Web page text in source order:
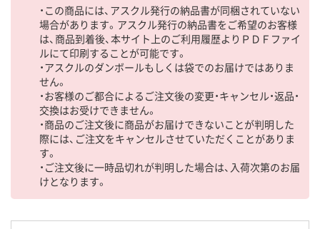
・この商品には、アスクル発行の納品書が同梱されていない
場合があります。アスクル発行の納品書をご希望のお客様
は、商品到着後、本サイト上のご利用履歴よりＰＤＦファイ
ルにて印刷することが可能です。
・アスクルのダンボールもしくは袋でのお届けではありま
せん。
・お客様のご都合によるご注文後の変更・キャンセル・返品・
交換はお受けできません。
・商品のご注文後に商品がお届けできないことが判明した
際には、ご注文をキャンセルさせていただくことがありま
す。
・ご注文後に一時品切れが判明した場合は、入荷次第のお届
けとなります。